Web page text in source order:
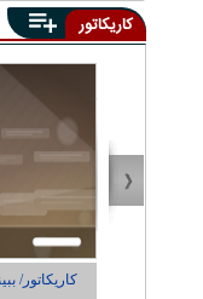
کاریکاتور
کاریکاتور/